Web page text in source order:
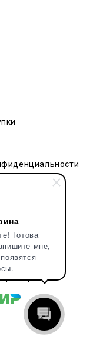
Готова
мне,
, д. 6